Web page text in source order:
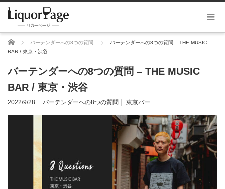
ホーム バーテンダーへの8つの質問
バーテンダーへの8つの質問 – THE MUSIC
BAR / 東京・渋谷
バーテンダーへの8つの質問 – THE MUSIC
BAR / 東京・渋谷
2022/9/28 バーテンダーへの8つの質問 東京バー